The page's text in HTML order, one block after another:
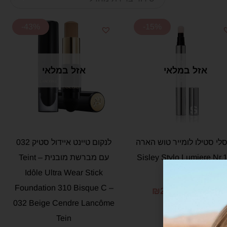
אזל במלאי
סטילו לומייר טוש הארה
1 Sisley Stylo Lumiere Nr.1
₪213.35
מידע נוסף
אזל במלאי
לנקום טיינט איידול סטיק 032
עם מברשת מובנית – Teint
Idôle Ultra Wear Stick
Foundation 310 Bisque C –
032 Beige Cendre Lancôme
Tein